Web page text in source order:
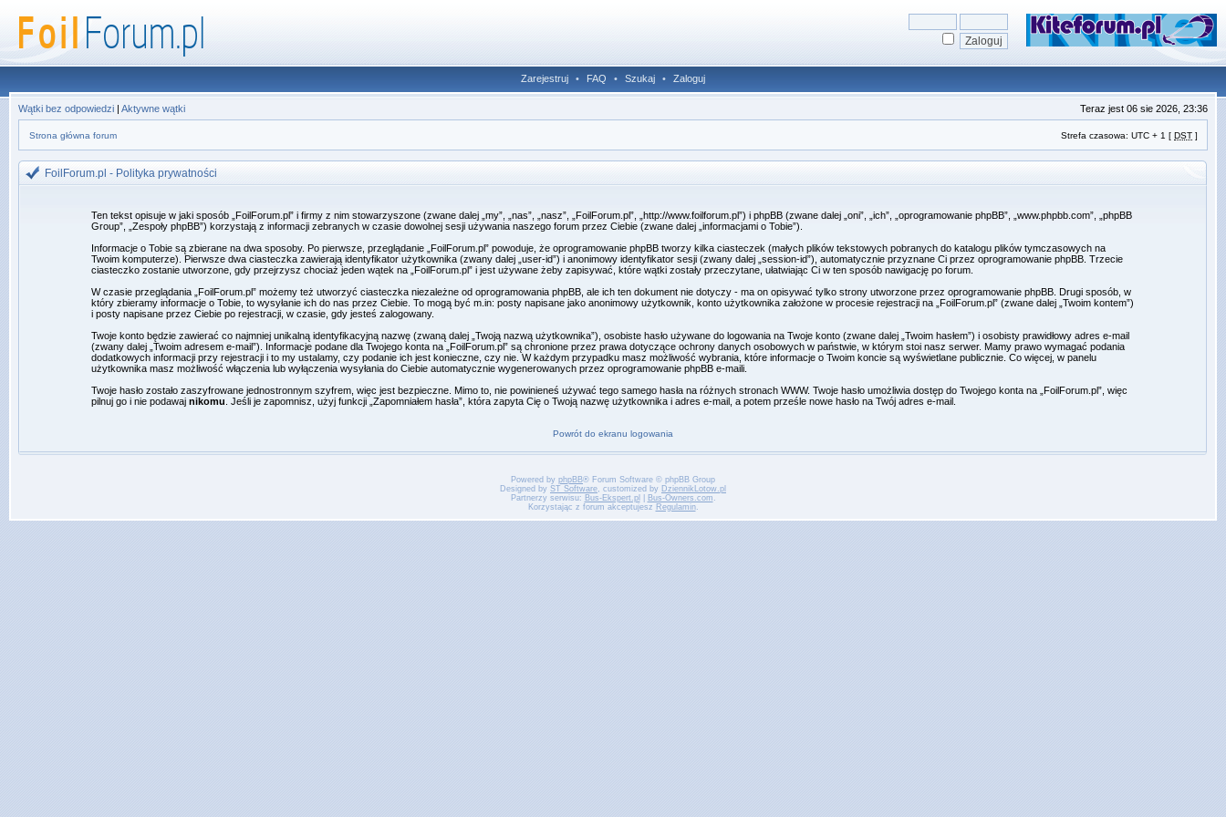
Zarejestruj • FAQ • Szukaj • Zaloguj
Wątki bez odpowiedzi | Aktywne wątki Teraz jest 06 sie 2026, 23:36
Strona główna forum Strefa czasowa: UTC + 1 [ DST ]
FoilForum.pl - Polityka prywatności
Ten tekst opisuje w jaki sposób „FoilForum.pl” i firmy z nim stowarzyszone (zwane dalej „my”, „nas”, „nasz”, „FoilForum.pl”, „http://www.foilforum.pl”) i phpBB (zwane dalej „oni”, „ich”, „oprogramowanie phpBB”, „www.phpbb.com”, „phpBB
Group”, „Zespoły phpBB”) korzystają z informacji zebranych w czasie dowolnej sesji używania naszego forum przez Ciebie (zwane dalej „informacjami o Tobie”).
Informacje o Tobie są zbierane na dwa sposoby. Po pierwsze, przeglądanie „FoilForum.pl” powoduje, że oprogramowanie phpBB tworzy kilka ciasteczek (małych plików tekstowych pobranych do katalogu plików tymczasowych na
Twoim komputerze). Pierwsze dwa ciasteczka zawierają identyfikator użytkownika (zwany dalej „user-id”) i anonimowy identyfikator sesji (zwany dalej „session-id”), automatycznie przyznane Ci przez oprogramowanie phpBB. Trzecie
ciasteczko zostanie utworzone, gdy przejrzysz chociaż jeden wątek na „FoilForum.pl” i jest używane żeby zapisywać, które wątki zostały przeczytane, ułatwiając Ci w ten sposób nawigację po forum.
W czasie przeglądania „FoilForum.pl” możemy też utworzyć ciasteczka niezależne od oprogramowania phpBB, ale ich ten dokument nie dotyczy - ma on opisywać tylko strony utworzone przez oprogramowanie phpBB. Drugi sposób, w
który zbieramy informacje o Tobie, to wysyłanie ich do nas przez Ciebie. To mogą być m.in: posty napisane jako anonimowy użytkownik, konto użytkownika założone w procesie rejestracji na „FoilForum.pl” (zwane dalej „Twoim kontem”)
i posty napisane przez Ciebie po rejestracji, w czasie, gdy jesteś zalogowany.
Twoje konto będzie zawierać co najmniej unikalną identyfikacyjną nazwę (zwaną dalej „Twoją nazwą użytkownika”), osobiste hasło używane do logowania na Twoje konto (zwane dalej „Twoim hasłem”) i osobisty prawidłowy adres e-mail
(zwany dalej „Twoim adresem e-mail”). Informacje podane dla Twojego konta na „FoilForum.pl” są chronione przez prawa dotyczące ochrony danych osobowych w państwie, w którym stoi nasz serwer. Mamy prawo wymagać podania
dodatkowych informacji przy rejestracji i to my ustalamy, czy podanie ich jest konieczne, czy nie. W każdym przypadku masz możliwość wybrania, które informacje o Twoim koncie są wyświetlane publicznie. Co więcej, w panelu
użytkownika masz możliwość włączenia lub wyłączenia wysyłania do Ciebie automatycznie wygenerowanych przez oprogramowanie phpBB e-maili.
Twoje hasło zostało zaszyfrowane jednostronnym szyfrem, więc jest bezpieczne. Mimo to, nie powinieneś używać tego samego hasła na różnych stronach WWW. Twoje hasło umożliwia dostęp do Twojego konta na „FoilForum.pl”, więc
pilnuj go i nie podawaj nikomu . Jeśli je zapomnisz, użyj funkcji „Zapomniałem hasła”, która zapyta Cię o Twoją nazwę użytkownika i adres e-mail, a potem prześle nowe hasło na Twój adres e-mail.
Powrót do ekranu logowania
Powered by phpBB® Forum Software © phpBB Group
Designed by ST Software, customized by DziennikLotow.pl
Partnerzy serwisu: Bus-Ekspert.pl Bus-Owners.com .
Korzystając z forum akceptujesz Regulamin.